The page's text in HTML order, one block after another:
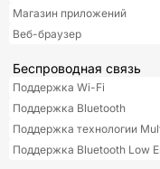
Магазин приложений
Веб-браузер
Беспроводная связь
Поддержка Wi-Fi
Поддержка Bluetooth
Поддержка технологии
Поддержка Bluetooth Low